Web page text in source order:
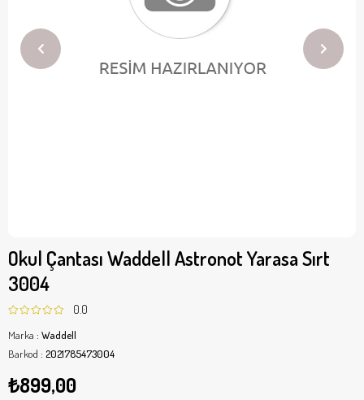
Okul Çantası Waddell Astronot Yarasa Sırt
3004
0.0
Marka : Waddell
Barkod : 2021785473004
₺899,00